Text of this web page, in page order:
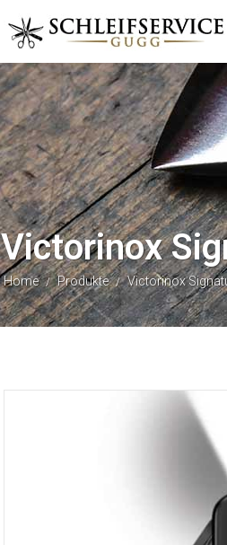
Victorinox
Home / Produkte / Victorinox